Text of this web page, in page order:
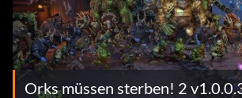
Orks müssen sterben! 2